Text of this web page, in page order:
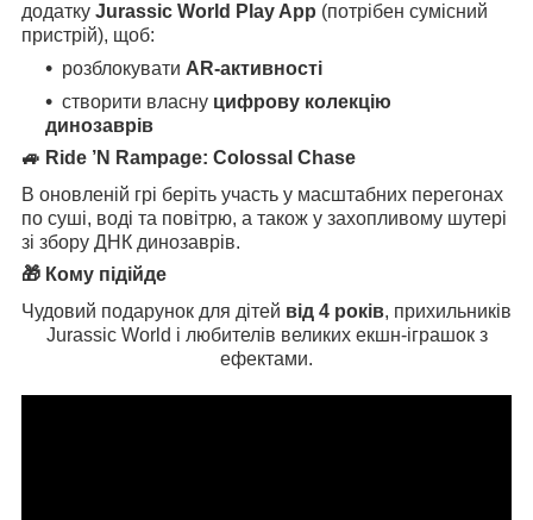
додатку Jurassic World Play App (потрібен сумісний
пристрій), щоб:
розблокувати AR-активності
створити власну цифрову колекцію
динозаврів
🚙 Ride ’N Rampage: Colossal Chase
В оновленій грі беріть участь у масштабних перегонах
по суші, воді та повітрю, а також у захопливому шутері
зі збору ДНК динозаврів.
🎁 Кому підійде
Чудовий подарунок для дітей від 4 років, прихильників
Jurassic World і любителів великих екшн-іграшок з
ефектами.